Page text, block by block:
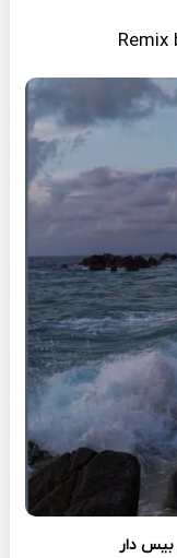
Remix
دار